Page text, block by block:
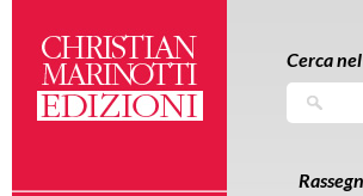
Cerca
Cerca